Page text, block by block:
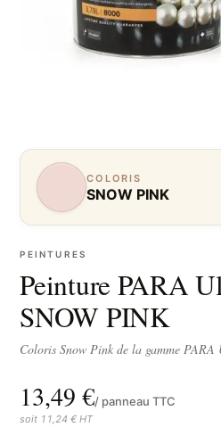
COLORIS
SNOW PINK
PEINTURES
Peinture PARA
SNOW PINK
Coloris Snow Pink de la gamme PARA
13,49 €/ panneau TTC
soit 11,24 € HT